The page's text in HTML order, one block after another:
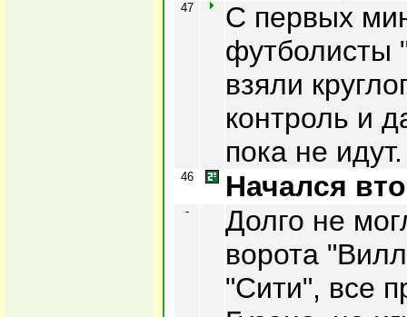
47
С первых
футболисты
взяли
контроль и
пока не идут.
46 Начался
-
Долго не
ворота
"Сити", все